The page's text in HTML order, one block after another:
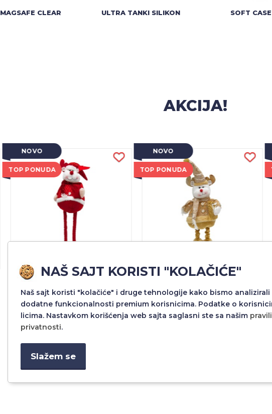
MAGSAFE CLEAR ULTRA TANKI SILIKON SOFT CASE
AKCIJA!
NOVO
TOP PONUDA
2.280,00 RSD
NOVO
TOP PONUDA
2.280,00 RSD
NAŠ SAJT KORISTI "KOLAČIĆE"
Naš sajt koristi "kolačiće" i druge tehnologije kako bismo
dodatne funkcionalnosti premium korisnicima. Podatke o
licima. Nastavkom korišćenja web sajta saglasni ste sa našim
privatnosti.
Slažem se